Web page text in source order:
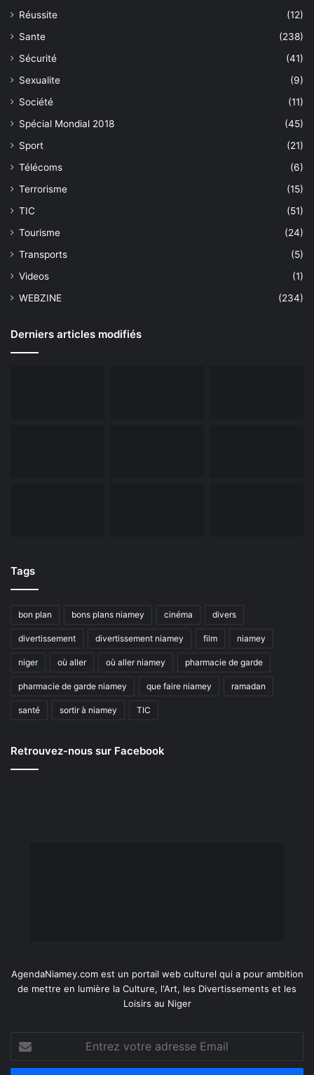
Réussite
(12)
Sante
(238)
Sécurité
(41)
Sexualite
(9)
Société
(11)
Spécial Mondial 2018
(45)
Sport
(21)
Télécoms
(6)
Terrorisme
(15)
TIC
(51)
Tourisme
(24)
Transports
(5)
Videos
(1)
WEBZINE
(234)
Derniers articles modifiés
Tags
bon plan bons plans niamey cinéma divers
divertissement divertissement niamey film niamey
niger où aller où aller niamey pharmacie de garde
pharmacie de garde niamey que faire niamey ramadan
santé sortir à niamey TIC
Retrouvez-nous sur Facebook
AgendaNiamey.com est un portail web culturel qui a pour ambition
de mettre en lumière la Culture, l'Art, les Divertissements et les
Loisirs au Niger
votre
adresse